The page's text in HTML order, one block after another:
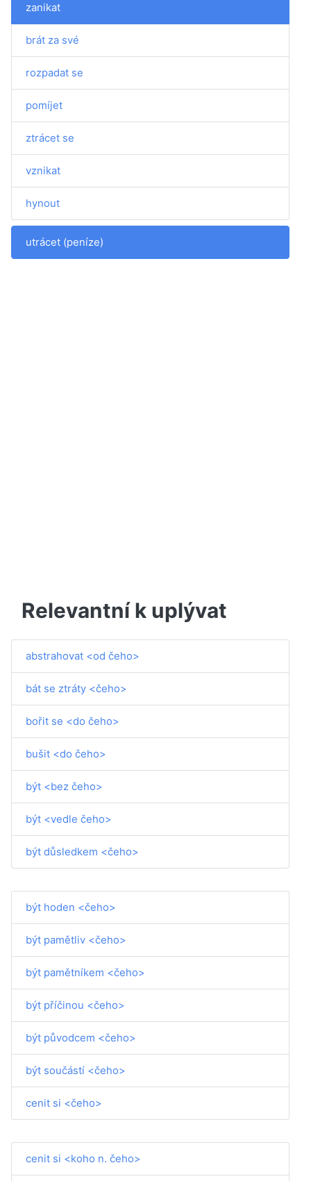
zanikat
brát za své
rozpadat se
pomíjet
ztrácet se
vznikat
hynout
utrácet (peníze)
Relevantní k uplývat
abstrahovat <od čeho>
bát se ztráty <čeho>
bořit se <do čeho>
bušit <do čeho>
být <bez čeho>
být <vedle čeho>
být důsledkem <čeho>
být hoden <čeho>
být pamětliv <čeho>
být pamětníkem <čeho>
být příčinou <čeho>
být původcem <čeho>
být součástí <čeho>
cenit si <čeho>
cenit si <koho n. čeho>